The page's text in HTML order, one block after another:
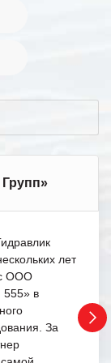
лет
с ООО
555» в
За